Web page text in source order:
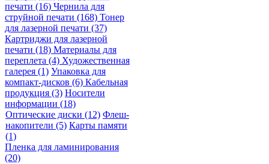
печати (16) Чернила для
струйной печати (168) Тонер
для лазерной печати (37)
Картриджи для лазерной
печати (18) Материалы для
переплета (4) Художественная
галерея (1) Упаковка для
компакт-дисков (6) Кабельная
продукция (3) Носители
информации (18)
Оптические диски (12) Флеш-
накопители (5) Карты памяти
(1)
Пленка для ламинирования
(20)